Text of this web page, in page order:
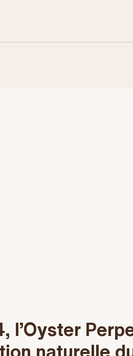
l’Oyster
naturelle